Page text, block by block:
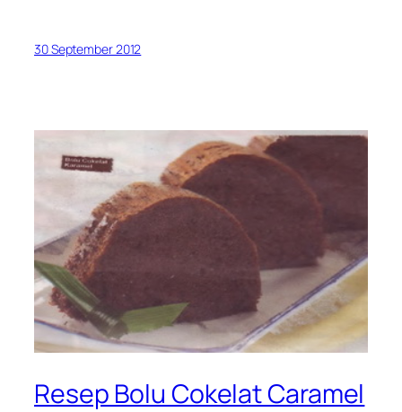
30 September 2012
Resep Bolu Cokelat Caramel